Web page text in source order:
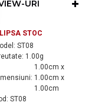
de grasime si
un gel de contact
in apa, de
mare, nu are
lipicioasa, de
este usor de
in piele, are PH
URI
LIPSA STOC
ST08
1.00g
1.00cm x
1.00cm x
1.00cm
ST08